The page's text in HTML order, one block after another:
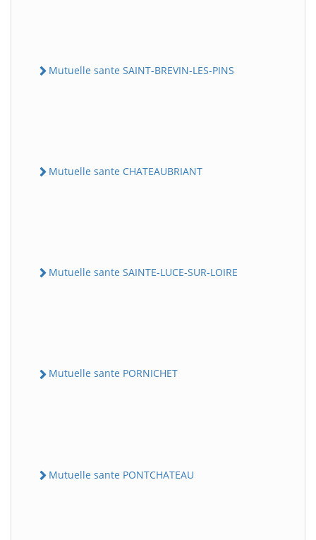
Mutuelle sante SAINT-BREVIN-LES-PINS
Mutuelle sante CHATEAUBRIANT
Mutuelle sante SAINTE-LUCE-SUR-LOIRE
Mutuelle sante PORNICHET
Mutuelle sante PONTCHATEAU